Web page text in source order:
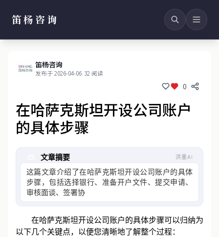
笛杨咨询
笛杨咨询
发布于 2026-04-06/32 阅读
0
在哈萨克斯坦开设公司账户
的具体步骤
文章摘要 洪墨AI
这篇文章介绍了在哈萨克斯坦开设公司账户的具体
步骤，包括选择银行、准备开户文件、提交申请、
审核面谈、签署协议、开设账户
在哈萨克斯坦开设公司账户的具体步骤可以归纳为
以下几个关键点，以便您清晰地了解整个过程：